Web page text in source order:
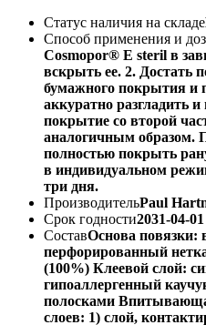
Статус наличия на складе
Способ применения и
Cosmopor® E steril в
вскрыть ее. 2. Достать
бумажного покрытия и
аккуратно разгладить
покрытие со второй
аналогичным образом.
полностью покрыть
в индивидуальном
три дня.
ПроизводительPaul
Срок годности2031-04-01
СоставОснова повязки:
перфорированный
(100%) Клеевой слой:
гипоаллергенный
полосками
слоев: 1) слой,